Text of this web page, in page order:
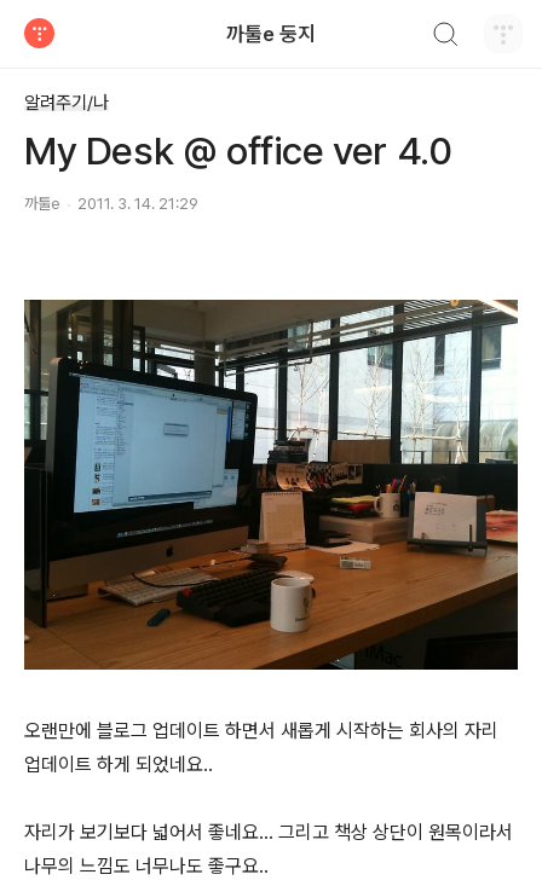
까툴e 둥지
알려주기/나
My Desk @ office ver 4.0
까툴e 2011. 3. 14. 21:29
오랜만에 블로그 업데이트 하면서 새롭게 시작하는 회사의 자리
업데이트 하게 되었네요..
자리가 보기보다 넓어서 좋네요... 그리고 책상 상단이 원목이라서
나무의 느낌도 너무나도 좋구요..